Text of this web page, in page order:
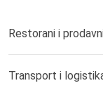
Restorani i
Transport i